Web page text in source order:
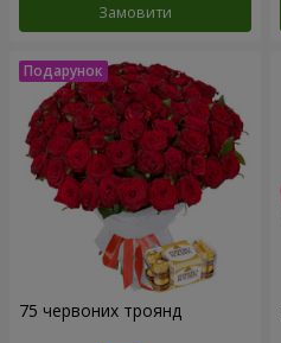
Замовити
75 червоних троянд